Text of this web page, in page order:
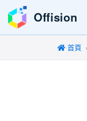
Offision
首頁